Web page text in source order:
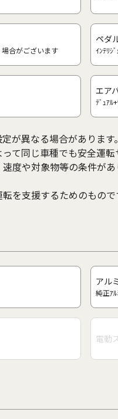
合がございます
ペダ
ｲﾝﾃﾘｼ
エア
ﾃﾞｭｱﾙ
が異なる場合があります。
て同じ車種でも安全運
度や対象物等の条件が
を支援するためのもの
アル
純正ｱﾙ
電動